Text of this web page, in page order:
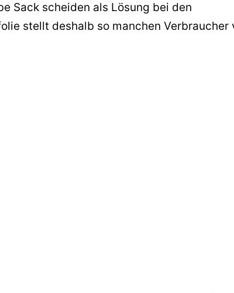
Sack scheiden als Lösung bei den
stellt deshalb so manchen Verbraucher